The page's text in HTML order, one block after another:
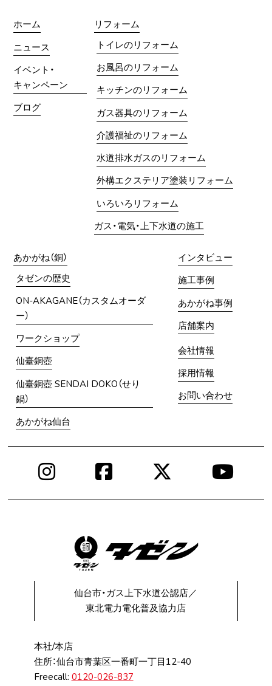
ホーム
ニュース
イベント・
キャンペーン
ブログ
リフォーム
トイレのリフォーム
お風呂のリフォーム
キッチンのリフォーム
ガス器具のリフォーム
介護福祉のリフォーム
水道排水ガスのリフォーム
外構エクステリア塗装リフォーム
いろいろリフォーム
ガス・電気・上下水道の施工
あかがね（銅）
タゼンの歴史
ON-AKAGANE（カスタムオーダ
ー）
ワークショップ
仙臺銅壺
仙臺銅壺 SENDAI DOKO（せり
鍋）
あかがね仙台
インタビュー
施工事例
あかがね事例
店舗案内
会社情報
採用情報
お問い合わせ
InstagramFacebook
仙台市・ガス上下水道公認店／
東北電力電化普及協力店
本社/本店
住所：仙台市⻘葉区⼀番町⼀丁⽬12-40
Freecall: 0120-026-837